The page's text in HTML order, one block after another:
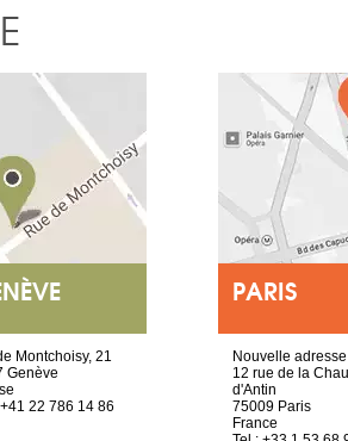
Montchoisy, 21
Genève
22 786 14 86
PARIS
Nouvelle
12 rue de la
d'Antin
75009 Paris
France